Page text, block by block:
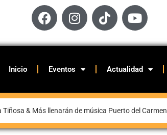
Inicio Eventos Actualidad
& Más llenarán de música Puerto del